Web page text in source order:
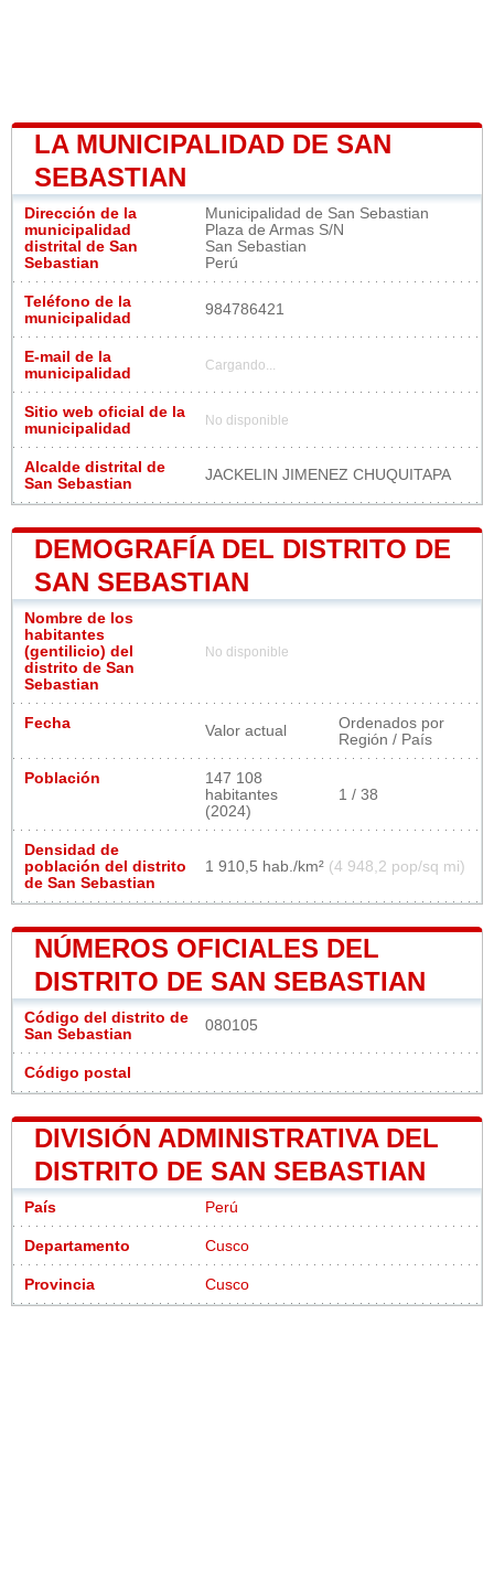
LA MUNICIPALIDAD DE SAN
SEBASTIAN
Dirección de la
municipalidad
distrital de San
Sebastian
Municipalidad de San Sebastian
Plaza de Armas S/N
San Sebastian
Perú
Teléfono de la
municipalidad
984786421
E-mail de la
municipalidad
Cargando...
Sitio web oficial de la
municipalidad
No disponible
Alcalde distrital de
San Sebastian
JACKELIN JIMENEZ CHUQUITAPA
DEMOGRAFÍA DEL DISTRITO DE
SAN SEBASTIAN
Nombre de los
habitantes
(gentilicio) del
distrito de San
Sebastian
No disponible
Fecha Valor actual
Ordenados por
Región / País
Población
147 108
habitantes
(2024)
1 / 38
Densidad de
población del distrito
de San Sebastian
1 910,5 hab./km² (4 948,2 pop/sq mi)
NÚMEROS OFICIALES DEL
DISTRITO DE SAN SEBASTIAN
Código del distrito de
San Sebastian
080105
Código postal
DIVISIÓN ADMINISTRATIVA DEL
DISTRITO DE SAN SEBASTIAN
País Perú
Departamento Cusco
Provincia Cusco